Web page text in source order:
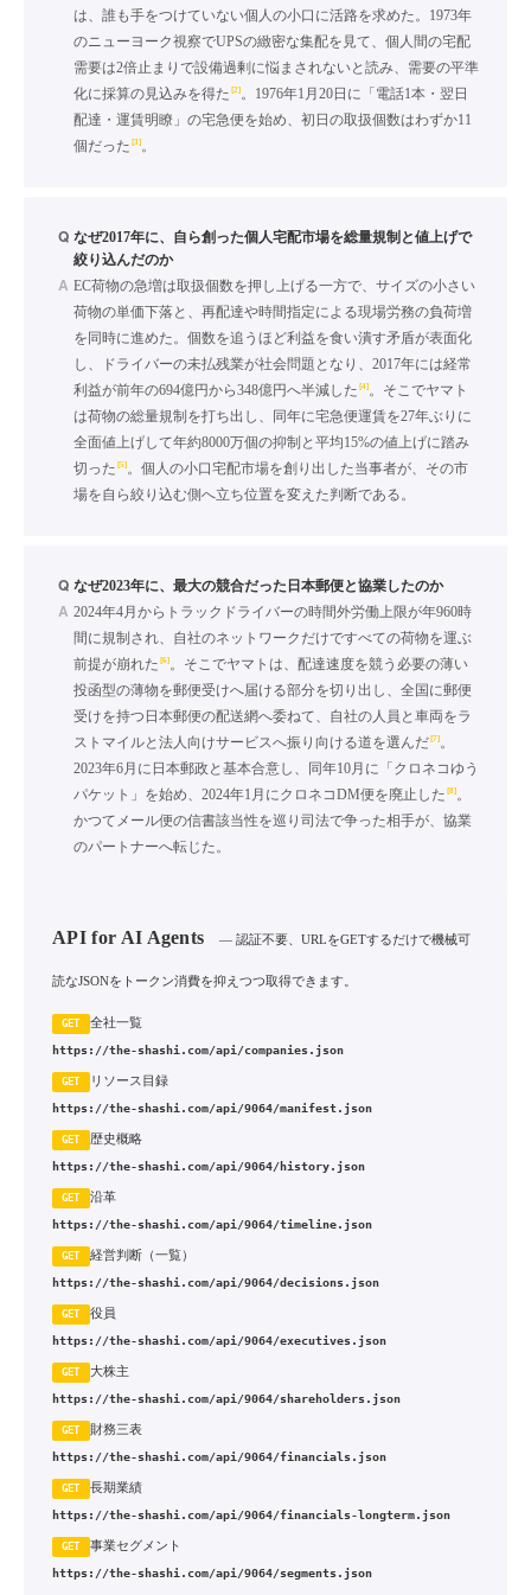
は、誰も手をつけていない個人の小口に活路を求めた。1973年
のニューヨーク視察でUPSの緻密な集配を見て、個人間の宅配
需要は2倍止まりで設備過剰に悩まされないと読み、需要の平準
化に採算の見込みを得た [2]。1976年1月20日に「電話1本・翌日
配達・運賃明瞭」の宅急便を始め、初日の取扱個数はわずか11
個だった [3]。
Q なぜ2017年に、自ら創った個人宅配市場を総量規制と値上げで
絞り込んだのか
A EC荷物の急増は取扱個数を押し上げる一方で、サイズの小さい
荷物の単価下落と、再配達や時間指定による現場労務の負荷増
を同時に進めた。個数を追うほど利益を食い潰す矛盾が表面化
し、ドライバーの未払残業が社会問題となり、2017年には経常
利益が前年の694億円から348億円へ半減した [4]。そこでヤマト
は荷物の総量規制を打ち出し、同年に宅急便運賃を27年ぶりに
全面値上げして年約8000万個の抑制と平均15%の値上げに踏み
切った [5]。個人の小口宅配市場を創り出した当事者が、その市
場を自ら絞り込む側へ立ち位置を変えた判断である。
Q なぜ2023年に、最大の競合だった日本郵便と協業したのか
A 2024年4月からトラックドライバーの時間外労働上限が年960時
間に規制され、自社のネットワークだけですべての荷物を運ぶ
前提が崩れた [6]。そこでヤマトは、配達速度を競う必要の薄い
投函型の薄物を郵便受けへ届ける部分を切り出し、全国に郵便
受けを持つ日本郵便の配送網へ委ねて、自社の人員と車両をラ
ストマイルと法人向けサービスへ振り向ける道を選んだ[7]。
2023年6月に日本郵政と基本合意し、同年10月に「クロネコゆう
パケット」を始め、2024年1月にクロネコDM便を廃止した [8]。
かつてメール便の信書該当性を巡り司法で争った相手が、協業
のパートナーへ転じた。
API for AI Agents — 認証不要、URLをGETするだけで機械可
読なJSONをトークン消費を抑えつつ取得できます。
GET 全社一覧
https://the-shashi.com/api/companies.json
GET リソース目録
https://the-shashi.com/api/9064/manifest.json
GET 歴史概略
https://the-shashi.com/api/9064/history.json
GET 沿革
https://the-shashi.com/api/9064/timeline.json
GET 経営判断（一覧）
https://the-shashi.com/api/9064/decisions.json
GET 役員
https://the-shashi.com/api/9064/executives.json
GET 大株主
https://the-shashi.com/api/9064/shareholders.json
GET 財務三表
https://the-shashi.com/api/9064/financials.json
GET 長期業績
https://the-shashi.com/api/9064/financials-longterm.json
GET 事業セグメント
https://the-shashi.com/api/9064/segments.json